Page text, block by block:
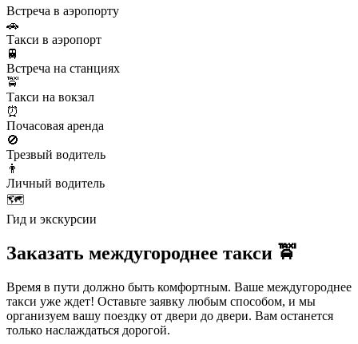
Встреча в аэропорту
🚗
Такси в аэропорт
🚆
Встреча на станциях
🚖
Такси на вокзал
⏰
Почасовая аренда
🚫
Трезвый водитель
👨
Личный водитель
🗺️
Гид и экскурсии
Заказать междугороднее такси 🚖
Время в пути должно быть комфортным. Ваше междугороднее
такси уже ждет! Оставьте заявку любым способом, и мы
организуем вашу поездку от двери до двери. Вам останется
только наслаждаться дорогой.